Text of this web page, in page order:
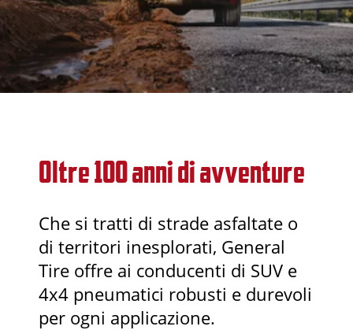
Oltre 100 anni di avventure
Che si tratti di strade asfaltate o
di territori inesplorati, General
Tire offre ai conducenti di SUV e
4x4 pneumatici robusti e durevoli
per ogni applicazione.